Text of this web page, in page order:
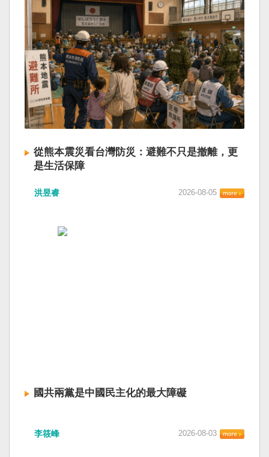
從熊本震災看台灣防災：避難不只是撤離，更
是生活保障
洪昱睿 2026-08-05
國共兩黨是中國民主化的最大障礙
李筱峰 2026-08-03